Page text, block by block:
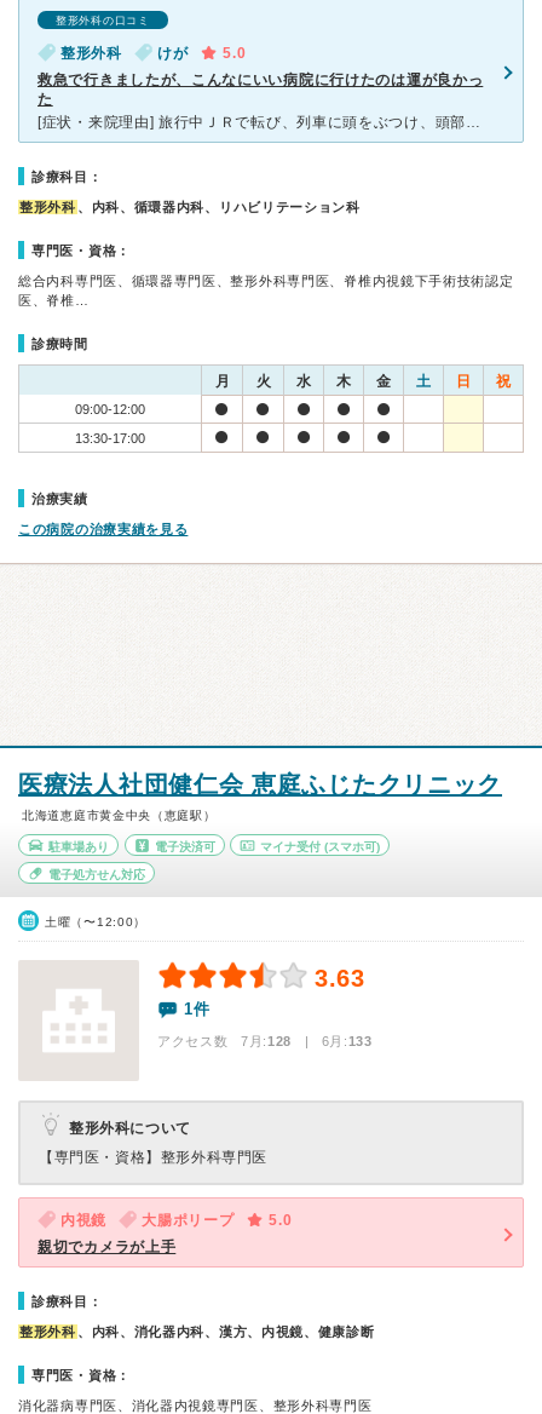
整形外科の口コミ
整形外科 けが
5.0
救急で行きましたが、こんなにいい病院に行けたのは運が良かっ
た
[症状・来院理由] 旅行中ＪＲで転び、列車に頭をぶつけ、頭部に（約5ｃｍの）裂傷を負い、流血したため、車掌さんが調べてくれたこの病院に救急で行きました。 [医師の診断・治療法] 洗浄、消毒、手術
診療科目：
整形外科 、内科、循環器内科、リハビリテーション科
専門医・資格：
総合内科専門医、循環器専門医、整形外科専門医、脊椎内視鏡下手術技術認定
医、脊椎…
診療時間
月 火 水 木 金 土 日 祝
09:00-12:00
13:30-17:00
治療実績
この病院の治療実績を見る
医療法人社団健仁会 恵庭ふじたクリニック
北海道恵庭市黄金中央（恵庭駅）
駐車場あり 電子決済可 マイナ受付 (スマホ可)
電子処方せん対応
土曜（〜12:00）
3.63
1件
アクセス数 7月:128 | 6月:133
整形外科について
【専門医・資格】 整形外科専門医
内視鏡 大腸ポリープ
5.0
親切でカメラが上手
診療科目：
整形外科 、内科、消化器内科、漢方、内視鏡、健康診断
専門医・資格：
消化器病専門医、消化器内視鏡専門医、整形外科専門医